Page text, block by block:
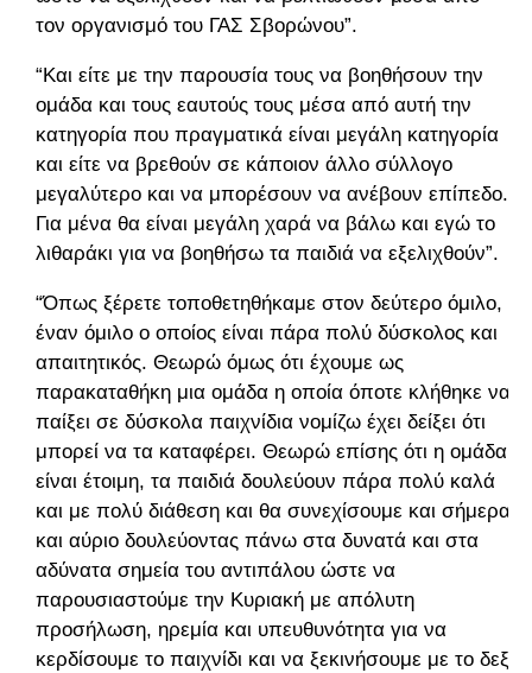
τον οργανισμό του ΓΑΣ Σβορώνου”.
“Και είτε με την παρουσία τους να βοηθήσουν την
ομάδα και τους εαυτούς τους μέσα από αυτή την
κατηγορία που πραγματικά είναι μεγάλη κατηγορία
και είτε να βρεθούν σε κάποιον άλλο σύλλογο
μεγαλύτερο και να μπορέσουν να ανέβουν επίπεδο.
Για μένα θα είναι μεγάλη χαρά να βάλω και εγώ το
λιθαράκι για να βοηθήσω τα παιδιά να εξελιχθούν”.
“Όπως ξέρετε τοποθετηθήκαμε στον δεύτερο όμιλο,
έναν όμιλο ο οποίος είναι πάρα πολύ δύσκολος και
απαιτητικός. Θεωρώ όμως ότι έχουμε ως
παρακαταθήκη μια ομάδα η οποία όποτε κλήθηκε να
παίξει σε δύσκολα παιχνίδια νομίζω έχει δείξει ότι
μπορεί να τα καταφέρει. Θεωρώ επίσης ότι η ομάδα
είναι έτοιμη, τα παιδιά δουλεύουν πάρα πολύ καλά
και με πολύ διάθεση και θα συνεχίσουμε και σήμερα
και αύριο δουλεύοντας πάνω στα δυνατά και στα
αδύνατα σημεία του αντιπάλου ώστε να
παρουσιαστούμε την Κυριακή με απόλυτη
προσήλωση, ηρεμία και υπευθυνότητα για να
κερδίσουμε το παιχνίδι και να ξεκινήσουμε με το δεξί